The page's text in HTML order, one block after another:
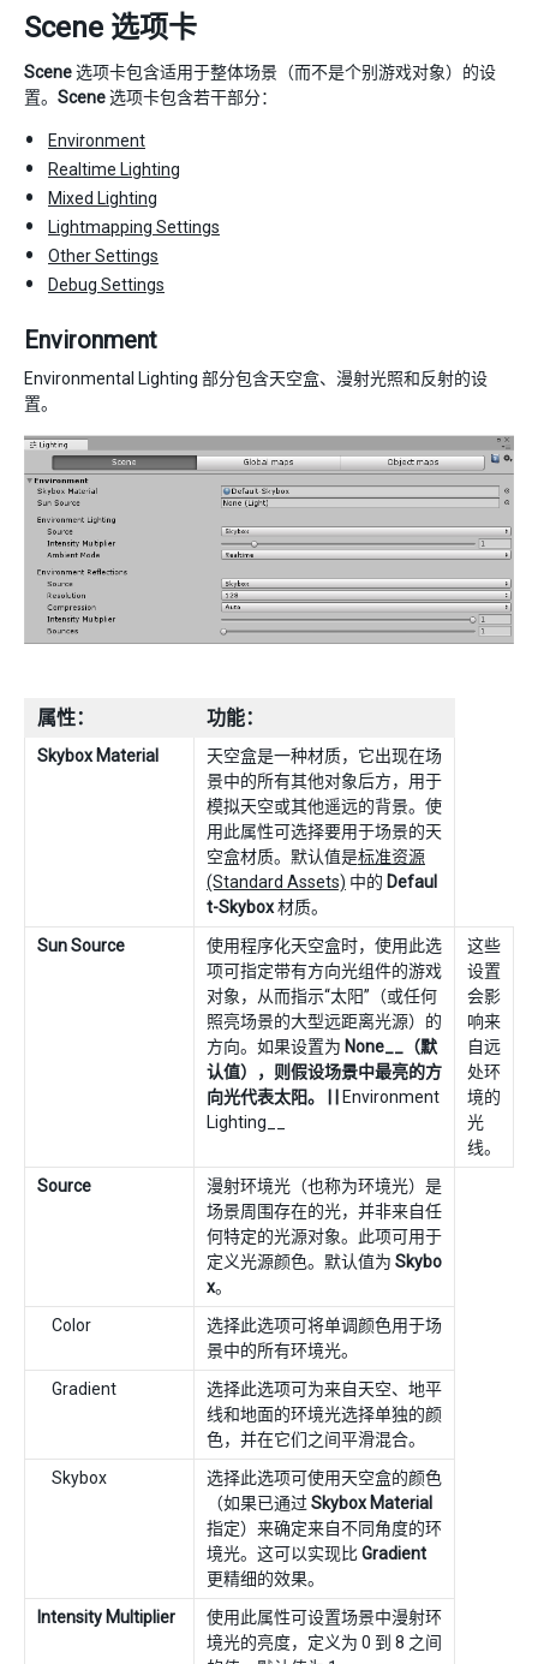
Scene 选项卡
Scene选项卡包含适用于整体场景（而不是个别游戏对象）的设
置。 Scene选项卡包含若干部分：
Environment
Realtime Lighting
Mixed Lighting
Lightmapping Settings
Other Settings
Debug Settings
Environment
Environmental Lighting 部分包含天空盒、漫射光照和反射的设
置。
属性： 功能：
Skybox Material
天空盒是一种材质，它出现在场
景中的所有其他对象后方，用于
模拟天空或其他遥远的背景。使
用此属性可选择要用于场景的天
空盒材质。默认值是标准资源
(Standard Assets) 中的 Defaul
t-Skybox材质。
Sun Source
使用程序化天空盒时，使用此选
项可指定带有方向光组件的游戏
对象，从而指示“太阳”（或任何
照亮场景的大型远距离光源）的
方向。如果设置为 None__（默
认值），则假设场景中最亮的方
向光代表太阳。 | |
Environment
Lighting__
这些
设置
会影
响来
自远
处环
境的
光
线。
Source
漫射环境光（也称为环境光）是
场景周围存在的光，并非来自任
何特定的光源对象。此项可用于
定义光源颜色。默认值为 Skybo
x。
Color
选择此选项可将单调颜色用于场
景中的所有环境光。
Gradient
选择此选项可为来自天空、地平
线和地面的环境光选择单独的颜
色，并在它们之间平滑混合。
Skybox
选择此选项可使用天空盒的颜色
（如果已通过Skybox Material
指定）来确定来自不同角度的环
境光。这可以实现比Gradient
更精细的效果。
Intensity Multiplier
使用此属性可设置场景中漫射环
境光的亮度，定义为 0 到 8 之间